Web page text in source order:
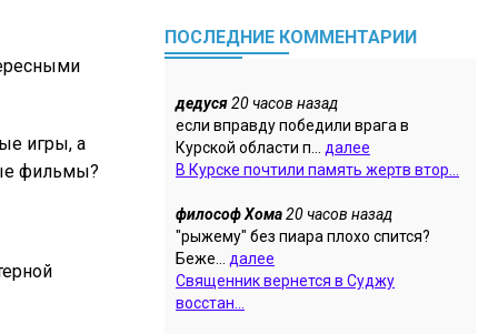
игры, а
фильмы?
ПОСЛЕДНИЕ КОММЕНТАРИИ
дедуся20 часов назад
если вправду победили врага в
Курской области п... далее
В Курске почтили память жертв втор...
философ Хома20 часов назад
"рыжему" без пиара плохо спится?
Беже... далее
Священник вернется в Суджу
восстан...